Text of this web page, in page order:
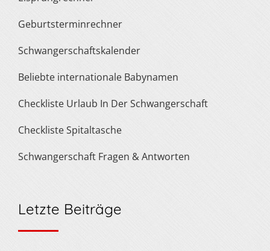
Geburtsterminrechner
Schwangerschaftskalender
Beliebte internationale Babynamen
Checkliste Urlaub In Der Schwangerschaft
Checkliste Spitaltasche
Schwangerschaft Fragen & Antworten
Letzte Beiträge